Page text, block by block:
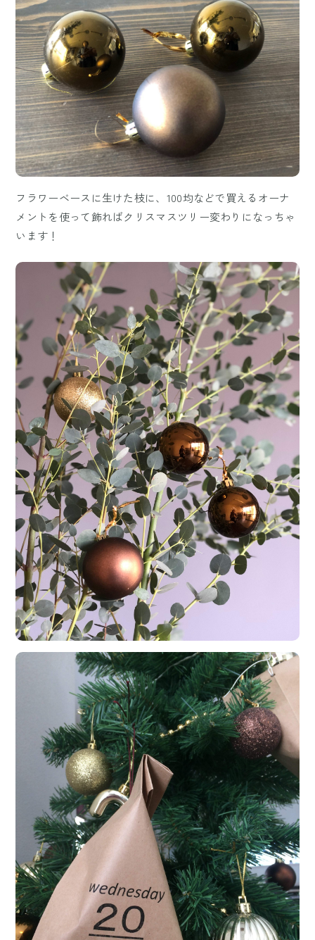
フラワーベースに生けた枝に、100均などで買えるオーナ
メントを使って飾ればクリスマスツリー変わりになっちゃ
います！